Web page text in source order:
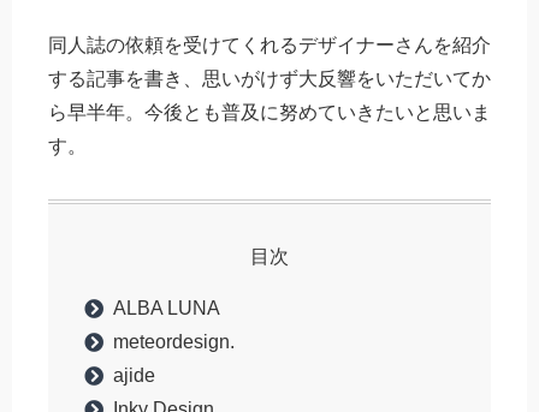
同人誌の依頼を受けてくれるデザイナーさんを紹介
する記事を書き、思いがけず大反響をいただいてか
ら早半年。今後とも普及に努めていきたいと思いま
す。
目次
ALBA LUNA
meteordesign.
ajide